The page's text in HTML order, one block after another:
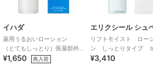
イハダ
薬用うるおいローション
（とてもしっとり）医薬部外
品
¥1,650 再入荷
リフトモイスト ロー
ン しっとりタイプ ｂ
薬部外品)
¥3,410